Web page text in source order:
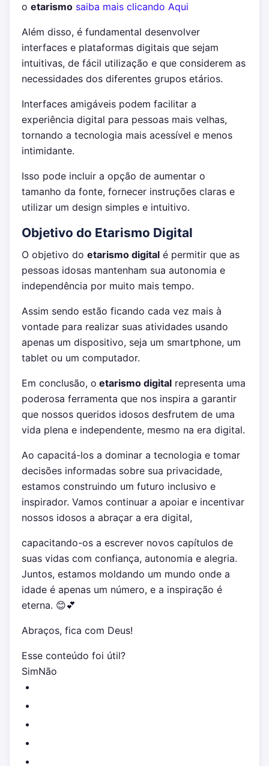
o etarismo saiba mais clicando Aqui
Além disso, é fundamental desenvolver
interfaces e plataformas digitais que sejam
intuitivas, de fácil utilização e que considerem as
necessidades dos diferentes grupos etários.
Interfaces amigáveis podem facilitar a
experiência digital para pessoas mais velhas,
tornando a tecnologia mais acessível e menos
intimidante.
Isso pode incluir a opção de aumentar o
tamanho da fonte, fornecer instruções claras e
utilizar um design simples e intuitivo.
Objetivo do Etarismo Digital
O objetivo do etarismo digital é permitir que as
pessoas idosas mantenham sua autonomia e
independência por muito mais tempo.
Assim sendo estão ficando cada vez mais à
vontade para realizar suas atividades usando
apenas um dispositivo, seja um smartphone, um
tablet ou um computador.
Em conclusão, o etarismo digital representa uma
poderosa ferramenta que nos inspira a garantir
que nossos queridos idosos desfrutem de uma
vida plena e independente, mesmo na era digital.
Ao capacitá-los a dominar a tecnologia e tomar
decisões informadas sobre sua privacidade,
estamos construindo um futuro inclusivo e
inspirador. Vamos continuar a apoiar e incentivar
nossos idosos a abraçar a era digital,
capacitando-os a escrever novos capítulos de
suas vidas com confiança, autonomia e alegria.
Juntos, estamos moldando um mundo onde a
idade é apenas um número, e a inspiração é
eterna. 😊💕
Abraços, fica com Deus!
Esse conteúdo foi útil?
SimNão